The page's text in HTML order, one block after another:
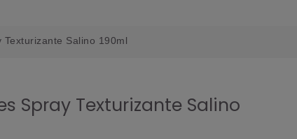
Texturizante Salino 190ml
Spray Texturizante Salino